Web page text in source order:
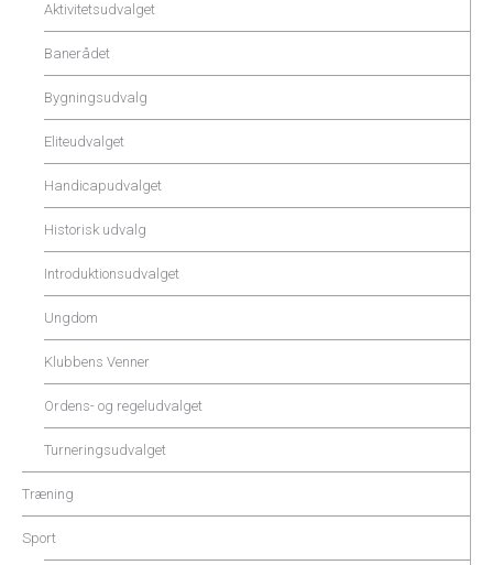
Aktivitetsudvalget
Banerådet
Bygningsudvalg
Eliteudvalget
Handicapudvalget
Historisk udvalg
Introduktionsudvalget
Ungdom
Klubbens Venner
Ordens- og regeludvalget
Turneringsudvalget
Træning
Sport